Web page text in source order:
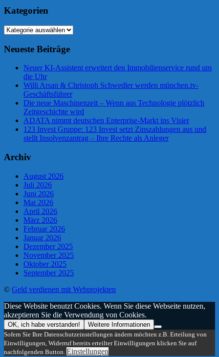
Kategorien
Kategorien
Neueste Beiträge
Neuer KI-Assistent erweitert den Immobilienservice rund um
die Uhr
Willi Arsan & Christoph Schwedler werden münchen.tv-
Geschäftsführer
Die neue Maschinenzeit – Wenn aus Technologie plötzlich
Zeitgeschichte wird
ADATA nimmt deutschen Enterprise-Markt ins Visier
123 Invest Gruppe: 123 Invest setzt Zinszahlungen aus und
stellt Insolvenzantrag – Ihre Rechte als Anleger
Archiv
August 2026
Juli 2026
Juni 2026
Mai 2026
April 2026
März 2026
Februar 2026
Januar 2026
Dezember 2025
November 2025
Oktober 2025
September 2025
© Geld verdienen mit Webprojekten
Diese Website benutzt Cookies. Wenn Sie diese Webseite nutzen,
akzeptieren Sie die Verwendung von Cookies.
OK, ich habe verstanden!
Weitere Informationen
Sofern Sie Ihre Datenschutzeinstellungen ändern möchten z.B. Erteilung von
Einwilligungen, Widerruf bereits erteilter Einwilligungen klicken Sie auf
nachfolgenden Button. Einstellungen